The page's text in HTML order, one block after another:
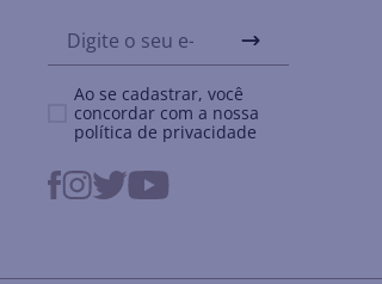
Ao se cadastrar, você
concordar com a nossa
política de privacidade